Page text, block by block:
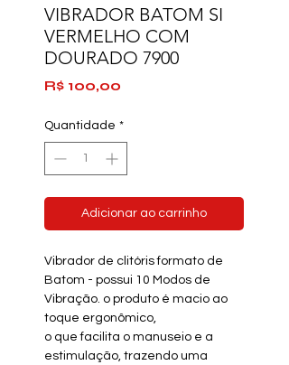
VIBRADOR BATOM SI
VERMELHO COM
DOURADO 7900
R$ 100,00
Quantidade *
Adicionar ao carrinho
Vibrador de clitóris formato de
Batom - possui 10 Modos de
Vibração. o produto é macio ao
toque ergonômico,
o que facilita o manuseio e a
estimulação, trazendo uma